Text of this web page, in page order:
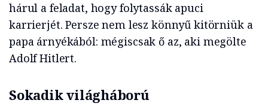
hárul a feladat, hogy folytassák apuci
karrierjét. Persze nem lesz könnyű kitörniük a
papa árnyékából: mégiscsak ő az, aki megölte
Adolf Hitlert.
Sokadik világháború